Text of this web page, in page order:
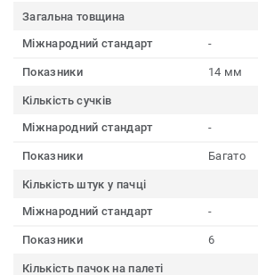
Загальна товщина
Міжнародний стандарт
-
Показники 14 мм
Кількість сучків
Міжнародний стандарт
-
Показники Багато
Кількість штук у пачці
Міжнародний стандарт
-
Показники 6
Кількість пачок на палеті